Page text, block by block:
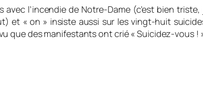
l’incendie de Notre-Dame (c’est bien
et « on » insiste aussi sur les vingt-huit
que des manifestants ont crié « Suicidez-vous !